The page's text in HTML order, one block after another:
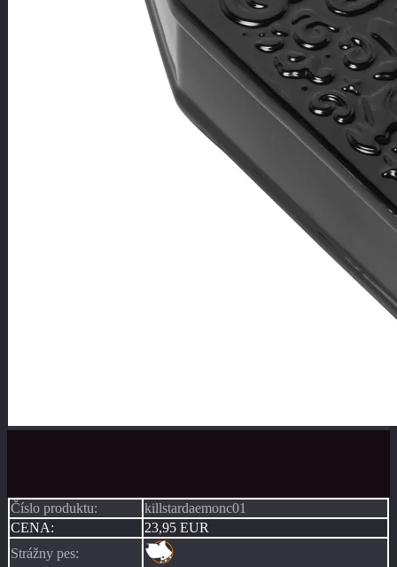
Číslo produktu:
killstardaemonc01
CENA:
23,95 EUR
Strážny pes: